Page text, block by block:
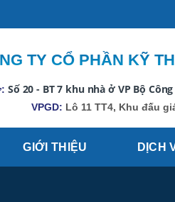
TY CỔ PHẦN KỸ
Số 20 - BT 7 khu nhà ở VP Bộ
VPGD: Lô 11 TT4, Khu đấu
GIỚI THIỆU DỊCH